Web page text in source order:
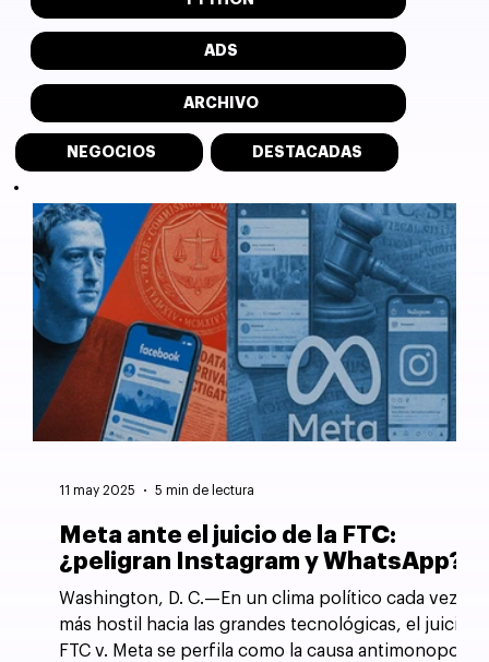
ADS
ARCHIVO
NEGOCIOS DESTACADAS
Meta ante el juicio de la FTC:
¿peligran Instagram y WhatsApp?
Washington, D. C.—En un clima político cada vez
más hostil hacia las grandes tecnológicas, el juicio
FTC v. Meta se perfila como la causa antimonopolio
11 may 2025 5 min de lectura